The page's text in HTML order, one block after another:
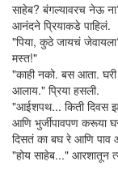
साहेब? बंगल्यावरच नेऊ
आनंदने प्रियाकडे पाहिलं.
"पिया, कुठे जायचं
मस्त!"
"काही नको. बस आता.
आलाय." प्रिया हसली.
"आईशपथ... किती दिवस
आणि भुर्जीपावपण करूया
दिसतं का बघ रे आणि
"होय साहेब..." आरशातून